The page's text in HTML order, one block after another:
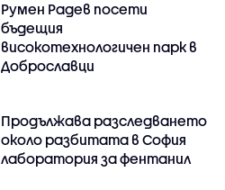
Румен Радев посети
бъдещия
високотехнологичен парк в
Доброславци
Продължава разследването
около разбитата в София
лаборатория за фентанил